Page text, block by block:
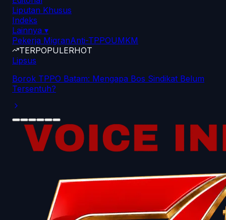
Liputan Khusus
Indeks
Lainnya ▾
Pekerja MigranAnti-TPPOUMKM
TERPOPULERHOT
Lipsus
Borok TPPO Batam: Mengapa Bos Sindikat Belum
Tersentuh?